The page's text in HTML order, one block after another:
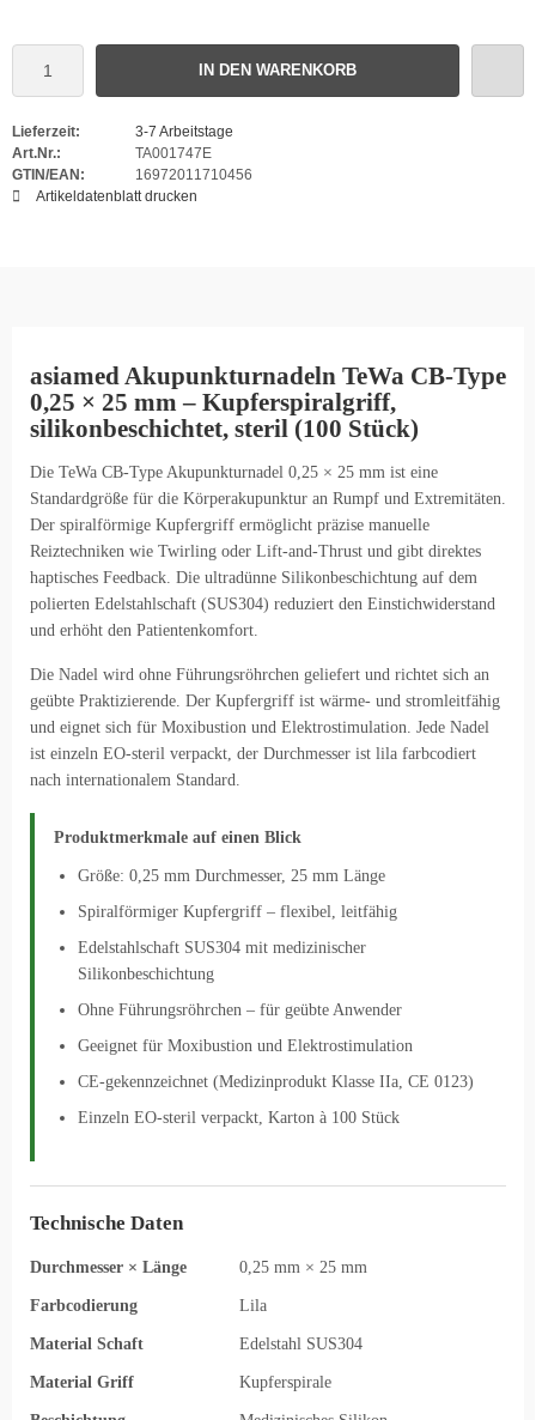
IN DEN WARENKORB
Lieferzeit:
3-7 Arbeitstage
Art.Nr.:
TA001747E
GTIN/EAN:
16972011710456
Artikeldatenblatt drucken
asiamed Akupunkturnadeln TeWa CB-Type
0,25 × 25 mm – Kupferspiralgriff,
silikonbeschichtet, steril (100 Stück)
Die TeWa CB-Type Akupunkturnadel 0,25 × 25 mm ist eine
Standardgröße für die Körperakupunktur an Rumpf und Extremitäten.
Der spiralförmige Kupfergriff ermöglicht präzise manuelle
Reiztechniken wie Twirling oder Lift-and-Thrust und gibt direktes
haptisches Feedback. Die ultradünne Silikonbeschichtung auf dem
polierten Edelstahlschaft (SUS304) reduziert den Einstichwiderstand
und erhöht den Patientenkomfort.
Die Nadel wird ohne Führungsröhrchen geliefert und richtet sich an
geübte Praktizierende. Der Kupfergriff ist wärme- und stromleitfähig
und eignet sich für Moxibustion und Elektrostimulation. Jede Nadel
ist einzeln EO-steril verpackt, der Durchmesser ist lila farbcodiert
nach internationalem Standard.
Produktmerkmale auf einen Blick
Größe: 0,25 mm Durchmesser, 25 mm Länge
Spiralförmiger Kupfergriff – flexibel, leitfähig
Edelstahlschaft SUS304 mit medizinischer
Silikonbeschichtung
Ohne Führungsröhrchen – für geübte Anwender
Geeignet für Moxibustion und Elektrostimulation
CE-gekennzeichnet (Medizinprodukt Klasse IIa, CE 0123)
Einzeln EO-steril verpackt, Karton à 100 Stück
Technische Daten
Durchmesser × Länge 0,25 mm × 25 mm
Farbcodierung Lila
Material Schaft Edelstahl SUS304
Material Griff Kupferspirale